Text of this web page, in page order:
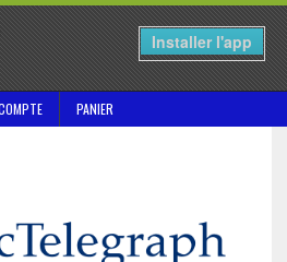
Installer l'app
PANIER